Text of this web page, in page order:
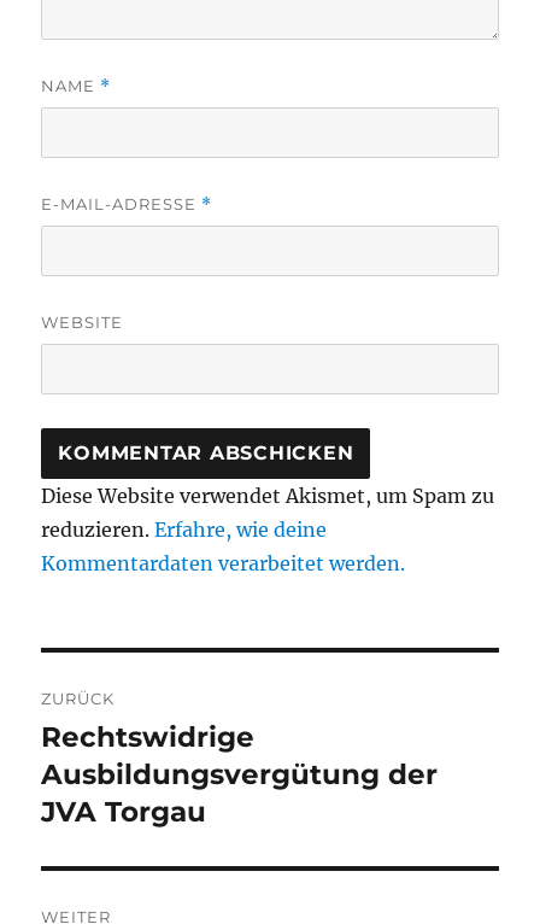
NAME *
E-MAIL-ADRESSE *
WEBSITE
Diese Website verwendet Akismet, um Spam zu
reduzieren.Erfahre, wie deine
Kommentardaten verarbeitet werden.
ZURÜCK
Vorheriger
Beitrag:
Rechtswidrige
Ausbildungsvergütung der
JVA Torgau
WEITER